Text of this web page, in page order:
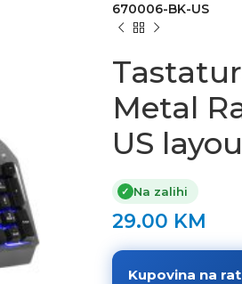
670006-BK-US
Metal
US
✓ Na zalihi
29.00 KM
Kupovina na